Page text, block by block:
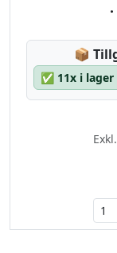
📦
✅ 11x i